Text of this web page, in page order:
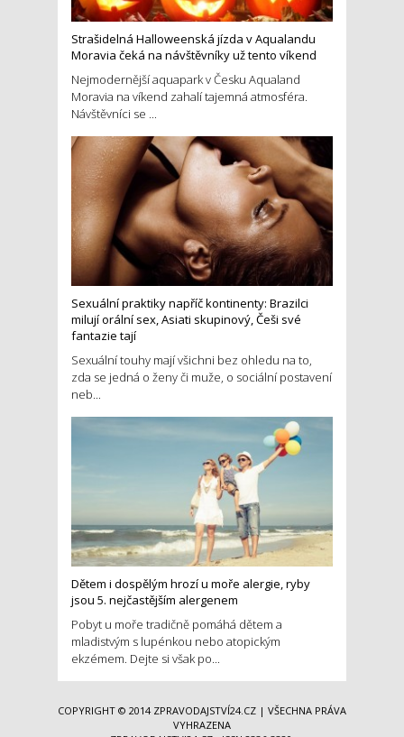
Strašidelná Halloweenská jízda v Aqualandu
Moravia čeká na návštěvníky už tento víkend
Nejmodernější aquapark v Česku Aqualand
Moravia na víkend zahalí tajemná atmosféra.
Návštěvníci se ...
Sexuální praktiky napříč kontinenty: Brazilci
milují orální sex, Asiati skupinový, Češi své
fantazie tají
Sexuální touhy mají všichni bez ohledu na to,
zda se jedná o ženy či muže, o sociální postavení
neb...
Dětem i dospělým hrozí u moře alergie, ryby
jsou 5. nejčastějším alergenem
Pobyt u moře tradičně pomáhá dětem a
mladistvým s lupénkou nebo atopickým
ekzémem. Dejte si však po...
COPYRIGHT © 2014 ZPRAVODAJSTVÍ24.CZ | VŠECHNA PRÁVA
VYHRAZENA